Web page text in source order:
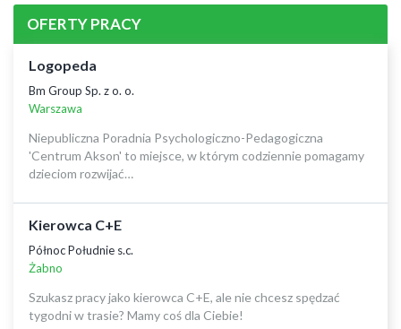
OFERTY PRACY
Logopeda
Bm Group Sp. z o. o.
Warszawa
Niepubliczna Poradnia Psychologiczno-Pedagogiczna
'Centrum Akson' to miejsce, w którym codziennie pomagamy
dzieciom rozwijać…
Kierowca C+E
Północ Południe s.c.
Żabno
Szukasz pracy jako kierowca C+E, ale nie chcesz spędzać
tygodni w trasie? Mamy coś dla Ciebie!